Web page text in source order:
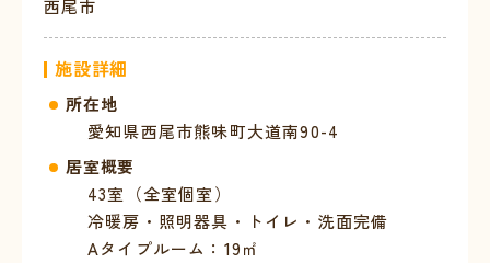
西尾市
施設詳細
所在地
愛知県西尾市熊味町大道南90-4
居室概要
43室（全室個室）
冷暖房・照明器具・トイレ・洗面完備
Aタイプルーム：19㎡